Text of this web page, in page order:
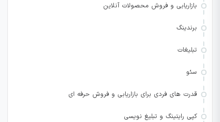
بازاریابی و فروش محصولات آنلاین
برندینگ
تبلیغات
سئو
قدرت های فردی برای بازاریابی و فروش حرفه ای
کپی رایتینگ و تبلیغ نویسی